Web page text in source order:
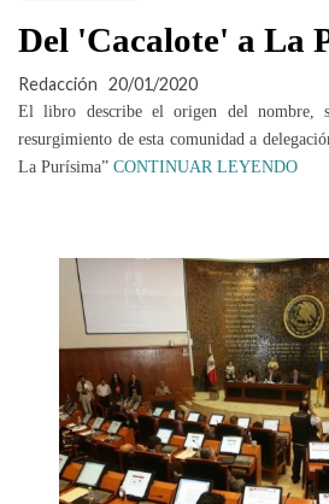
Del 'Cacalote' a La
Redacción 20/01/2020
El libro describe el origen del nombre,
resurgimiento de esta comunidad a
La Purísima” CONTINUAR LEYENDO